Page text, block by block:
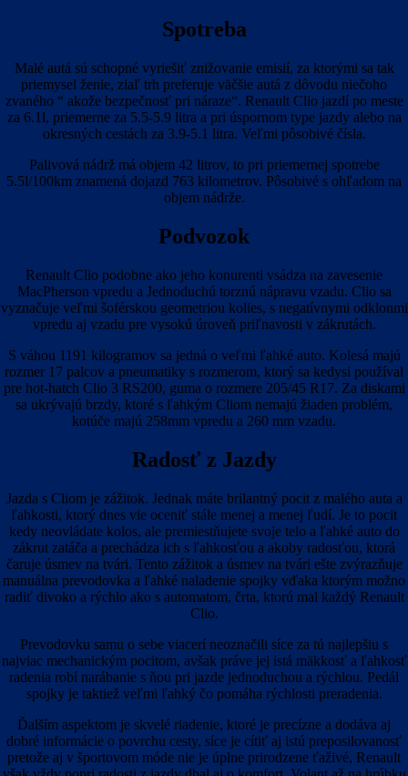
Spotreba
Malé autá sú schopné vyriešiť znižovanie emisií, za ktorými sa tak
priemysel ženie, ziaľ trh preferuje väčšie autá z dôvodu niečoho
zvaného “ akože bezpečnosť pri náraze“. Renault Clio jazdí po meste
za 6.1l, priemerne za 5.5-5.9 litra a pri úspornom type jazdy alebo na
okresných cestách za 3.9-5.1 litra. Veľmi pôsobivé čísla.
Palivová nádrž má objem 42 litrov, to pri priemernej spotrebe
5.5l/100km znamená dojazd 763 kilometrov. Pôsobivé s ohľadom na
objem nádrže.
Podvozok
Renault Clio podobne ako jeho konurenti vsádza na zavesenie
MacPherson vpredu a Jednoduchú torznú nápravu vzadu. Clio sa
vyznačuje veľmi šoférskou geometriou kolies, s negatívnymi odklonmi
vpredu aj vzadu pre vysokú úroveň priľnavosti v zákrutách.
S váhou 1191 kilogramov sa jedná o veľmi ľahké auto. Kolesá majú
rozmer 17 palcov a pneumatiky s rozmerom, ktorý sa kedysi používal
pre hot-hatch Clio 3 RS200, guma o rozmere 205/45 R17. Za diskami
sa ukrývajú brzdy, ktoré s ľahkým Cliom nemajú žiaden problém,
kotúče majú 258mm vpredu a 260 mm vzadu.
Radosť z Jazdy
Jazda s Cliom je zážitok. Jednak máte brilantný pocit z malého auta a
ľahkosti, ktorý dnes vie oceniť stále menej a menej ľudí. Je to pocit
kedy neovládate kolos, ale premiestňujete svoje telo a ľahké auto do
zákrut zatáča a prechádza ich s ľahkosťou a akoby radosťou, ktorá
čaruje úsmev na tvári. Tento zážitok a úsmev na tvári ešte zvýrazňuje
manuálna prevodovka a ľahké naladenie spojky vďaka ktorým možno
radiť divoko a rýchlo ako s automatom, črta, ktorú mal každý Renault
Clio.
Prevodovku samu o sebe viacerí neoznačili síce za tú najlepšiu s
najviac mechanickým pocitom, avšak práve jej istá mäkkosť a ľahkosť
radenia robí narábanie s ňou pri jazde jednoduchou a rýchlou. Pedál
spojky je taktiež veľmi ľahký čo pomáha rýchlosti preradenia.
Ďalším aspektom je skvelé riadenie, ktoré je precízne a dodáva aj
dobré informácie o povrchu cesty, síce je cítiť aj istú preposilovanosť
pretože aj v športovom móde nie je úplne prirodzene ťaživé, Renault